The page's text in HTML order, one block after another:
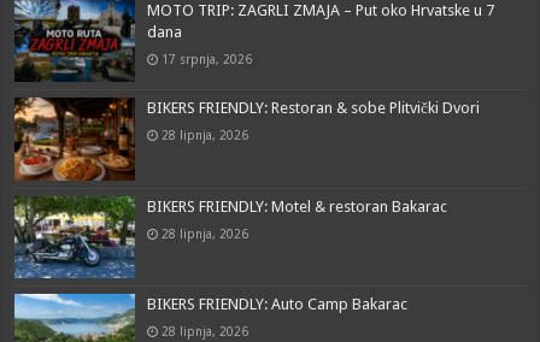
MOTO TRIP: ZAGRLI ZMAJA – Put oko Hrvatske u 7
dana
17 srpnja, 2026
BIKERS FRIENDLY: Restoran & sobe Plitvički Dvori
28 lipnja, 2026
BIKERS FRIENDLY: Motel & restoran Bakarac
28 lipnja, 2026
BIKERS FRIENDLY: Auto Camp Bakarac
28 lipnja, 2026